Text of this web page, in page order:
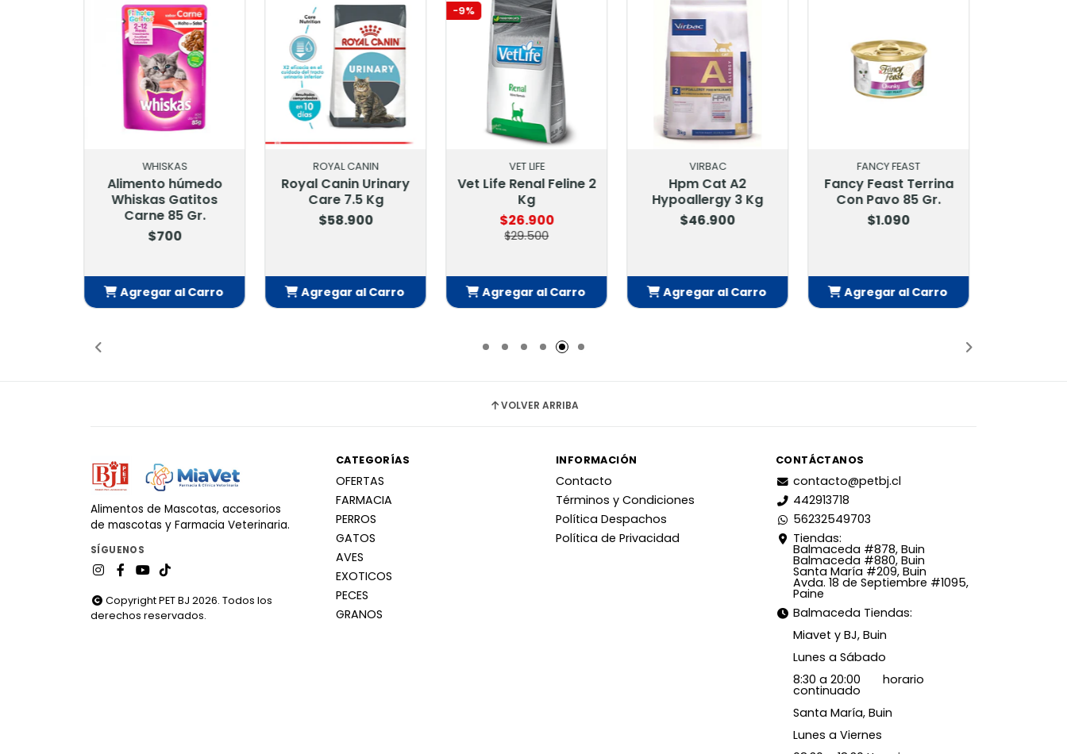
ROYAL CANIN
Royal Canin Urinary
Care 7.5 Kg
$58.900
Agregar al Carro
VET LIFE
Vet Life Renal Feline 2
Kg
$26.900
Agregar al Carro
VIRBAC
Hpm Cat A2
Hypoallergy 3 Kg
$46.900
Agregar al Carro
FANCY FEAST
Fancy Feast Terrina
Con Pavo 85 Gr.
$1.090
Agregar al Carro
ROYAL CANIN
Royal Canin
Hypoallergenic Feline
1.5 Kg
Agregar al Carro
VOLVER ARRIBA
Alimentos de Mascotas, accesorios
de mascotas y Farmacia Veterinaria.
SÍGUENOS
Copyright PET BJ 2026. Todos los
derechos reservados.
CATEGORÍAS
OFERTAS
FARMACIA
PERROS
GATOS
AVES
EXOTICOS
PECES
GRANOS
INFORMACIÓN
Contacto
Términos y Condiciones
Política Despachos
Política de Privacidad
CONTÁCTANOS
contacto@petbj.cl
442913718
56232549703
Tiendas:
Balmaceda #878, Buin
Balmaceda #880, Buin
Santa María #209, Buin
Avda. 18 de Septiembre #1095,
Paine
Balmaceda Tiendas:
Miavet y BJ, Buin
Lunes a Sábado
8:30 a 20:00 horario
continuado
Santa María, Buin
Lunes a Viernes